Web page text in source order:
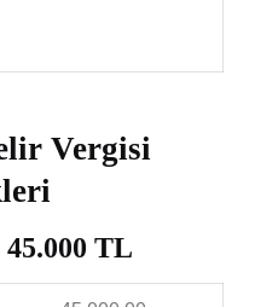
Vergisi
TL